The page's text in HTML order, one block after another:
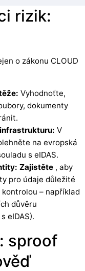
rizik:
o zákonu CLOUD
Vyhodnoťte,
dokumenty
V
na evropská
s eIDAS.
Zajistěte , aby
pro údaje důležité
– například
důvěru
eIDAS).
sproof